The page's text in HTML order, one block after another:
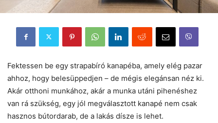
Fektessen be egy strapabíró kanapéba, amely elég pazar
ahhoz, hogy belesüppedjen – de mégis elegánsan néz ki.
Akár otthoni munkához, akár a munka utáni pihenéshez
van rá szükség, egy jól megválasztott kanapé nem csak
hasznos bútordarab, de a lakás dísze is lehet.